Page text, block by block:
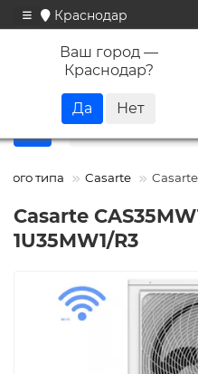
Краснодар
Ваш город —
Краснодар?
типа Casarte
Casarte
1U35MW1/R3